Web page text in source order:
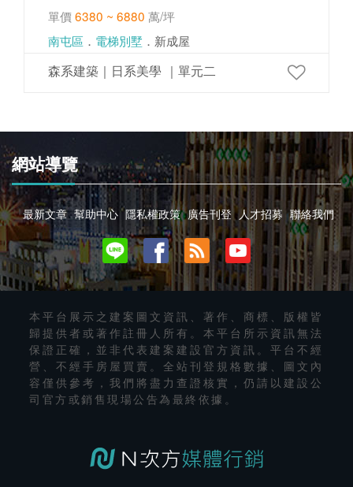
單價6380 ~ 6880 萬/坪
南屯區 ． 電梯別墅 ．新成屋
森系建築｜日系美學 ｜單元二
網站導覽
最新文章 幫助中心 隱私權政策 廣告刊登 人才招募 聯絡我們
本平台展示之建案圖文資訊、著作、商標、版權皆
歸提供者或著作註冊人所有。本平台所示資訊無法
保證正確，並非代表建案建設官方資訊。平台不經
營、不經手房屋買賣。全站刊登規格數據、圖文內
容僅供參考，我們將盡力查證核實，仍請以建設公
司官方或銷售現場公告為最終依據。